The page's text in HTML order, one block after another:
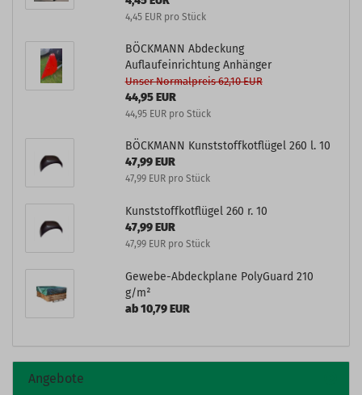
4,45 EUR pro Stück
BÖCKMANN Abdeckung
Auflaufeinrichtung Anhänger
Unser Normalpreis 62,10 EUR
44,95 EUR
44,95 EUR pro Stück
BÖCKMANN Kunststoffkotflügel 260 l. 10
47,99 EUR
47,99 EUR pro Stück
Kunststoffkotflügel 260 r. 10
47,99 EUR
47,99 EUR pro Stück
Gewebe-Abdeckplane PolyGuard 210
g/m²
ab 10,79 EUR
Angebote